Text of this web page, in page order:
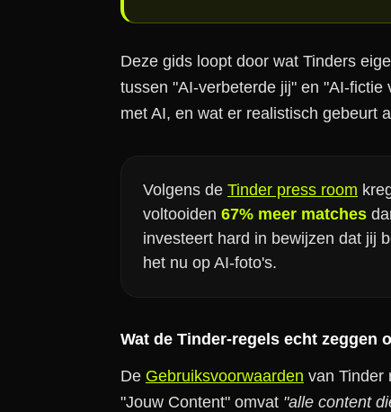
Deze gids loopt door wat Tinders
tussen "AI-verbeterde jij" en "AI-
met AI, en wat er realistisch gebeurt
Volgens de Tinder press room
voltooiden 67% meer matches
investeert hard in bewijzen dat jij
het nu op AI-foto's.
Wat de Tinder-regels echt zeggen
De Gebruiksvoorwaarden van Tinder
"Jouw Content" omvat "alle content